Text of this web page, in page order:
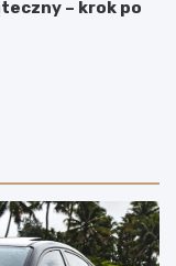
– krok po